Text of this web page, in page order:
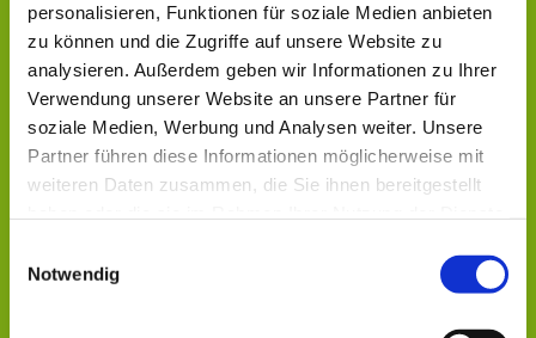
personalisieren, Funktionen für soziale Medien anbieten
zu können und die Zugriffe auf unsere Website zu
analysieren. Außerdem geben wir Informationen zu Ihrer
Verwendung unserer Website an unsere Partner für
soziale Medien, Werbung und Analysen weiter. Unsere
Partner führen diese Informationen möglicherweise mit
weiteren Daten zusammen, die Sie ihnen bereitgestellt
Notwendig